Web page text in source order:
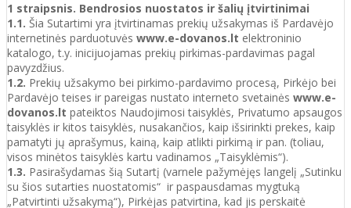
1 straipsnis. Bendrosios nuostatos ir šalių įtvirtinimai
1.1. Šia Sutartimi yra įtvirtinamas prekių užsakymas iš Pardavėjo
internetinės parduotuvės www.e-dovanos.lt elektroninio
katalogo, t.y. inicijuojamas prekių pirkimas-pardavimas pagal
pavyzdžius.
1.2. Prekių užsakymo bei pirkimo-pardavimo procesą, Pirkėjo bei
Pardavėjo teises ir pareigas nustato interneto svetainės www.e-
dovanos.lt pateiktos Naudojimosi taisyklės, Privatumo apsaugos
taisyklės ir kitos taisyklės, nusakančios, kaip išsirinkti prekes, kaip
pamatyti jų aprašymus, kainą, kaip atlikti pirkimą ir pan. (toliau,
visos minėtos taisyklės kartu vadinamos „Taisyklėmis“).
1.3. Pasirašydamas šią Sutartį (varnele pažymėjęs langelį „Sutinku
su šios sutarties nuostatomis“ ir paspausdamas mygtuką
„Patvirtinti užsakymą“), Pirkėjas patvirtina, kad jis perskaitė